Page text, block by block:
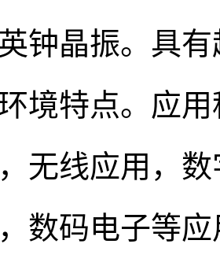
钟晶振。 具有
境特点。 应
无线应用， 数
数码电子等应